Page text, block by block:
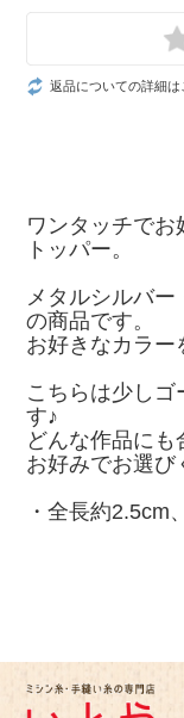
返品についての詳細は
ワンタッチでお
トッパー。
メタルシルバ
の商品です。
お好きなカラー
こちらは少しゴ
す♪
どんな作品にも
お好みでお選び
・全長約2.5cm